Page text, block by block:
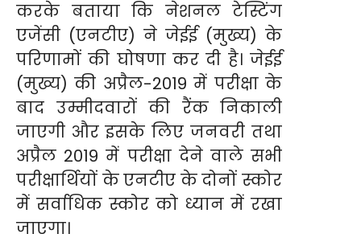
करके बताया कि नेशनल टेस्टिंग
एजेंसी (एनटीए) ने जेईई (मुख्य) के
परिणामों की घोषणा कर दी है। जेईई
(मुख्य) की अप्रैल-2019 में परीक्षा के
बाद उम्मीदवारों की रैंक निकाली
जाएगी और इसके लिए जनवरी तथा
अप्रैल 2019 में परीक्षा देने वाले सभी
परीक्षार्थियों के एनटीए के दोनों स्कोर
में सर्वाधिक स्कोर को ध्यान में रखा
जाएगा।